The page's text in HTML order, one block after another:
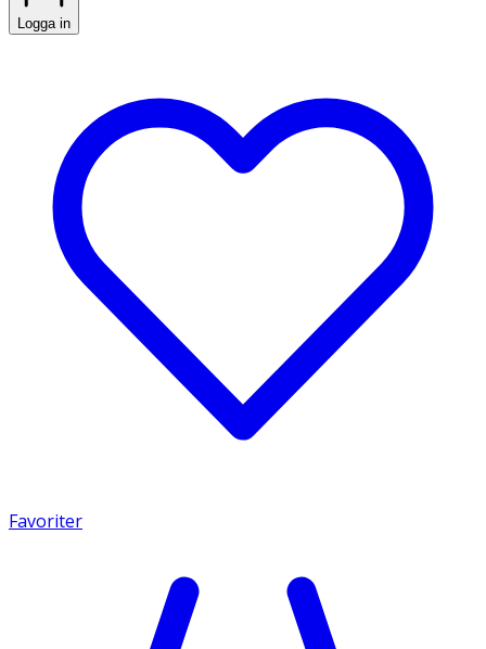
Logga in
Favoriter